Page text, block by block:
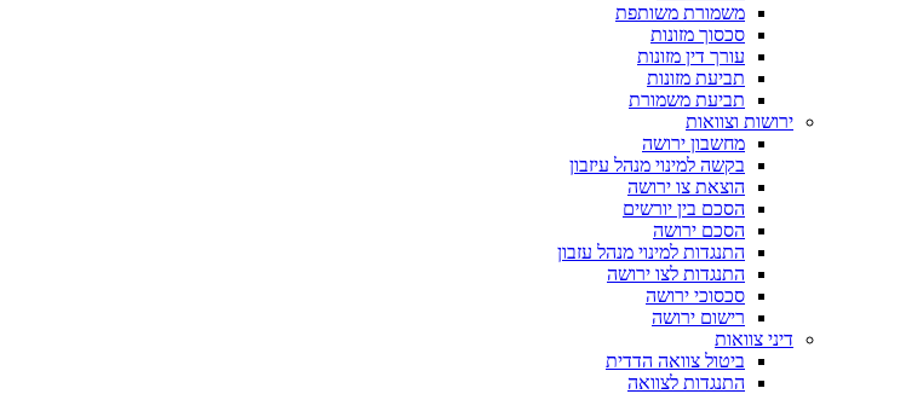
משמורת משותפת
סכסוך מזונות
עורך דין מזונות
תביעת מזונות
תביעת משמורת
ירושות וצוואות
מחשבון ירושה
בקשה למינוי מנהל עיזבון
הוצאת צו ירושה
הסכם בין יורשים
הסכם ירושה
התנגדות למינוי מנהל עזבון
התנגדות לצו ירושה
סכסוכי ירושה
רישום ירושה
דיני צוואות
ביטול צוואה הדדית
התנגדות לצוואה